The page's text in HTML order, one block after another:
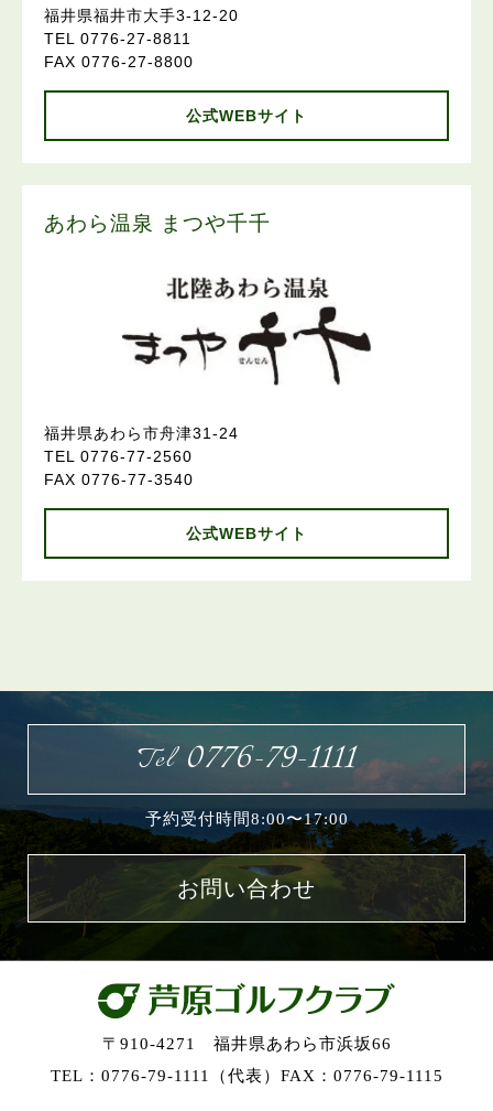
福井県福井市大手3-12-20
TEL 0776-27-8811
FAX 0776-27-8800
公式WEBサイト
あわら温泉 まつや千千
福井県あわら市舟津31-24
TEL 0776-77-2560
FAX 0776-77-3540
公式WEBサイト
Tel 0776-79-1111
予約受付時間8:00〜17:00
お問い合わせ
〒910-4271 福井県あわら市浜坂66
TEL：0776-79-1111（代表） FAX：0776-79-1115